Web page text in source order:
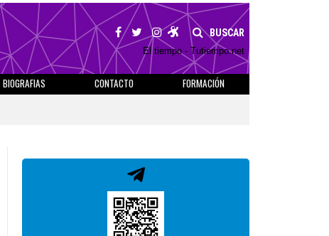
BUSCAR
El tiempo - Tutiempo.net
BIOGRAFIAS CONTACTO
FORMACIÓN